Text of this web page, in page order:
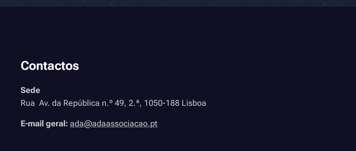
Contactos
Sede
Rua Av. da República n.º 49, 2.ª, 1050-188 Lisboa
E-mail geral: ada@adaassociacao.pt